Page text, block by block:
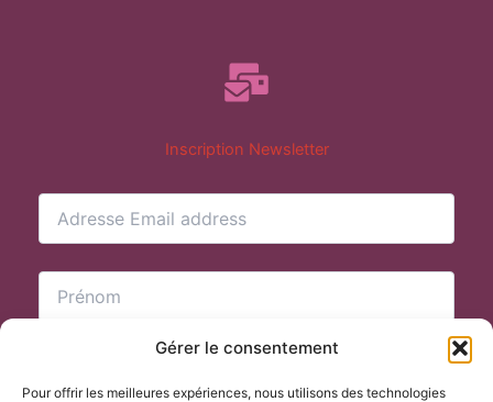
Gérer le consentement
Pour offrir les meilleures expériences, nous utilisons des technologies
Inscription Newsletter